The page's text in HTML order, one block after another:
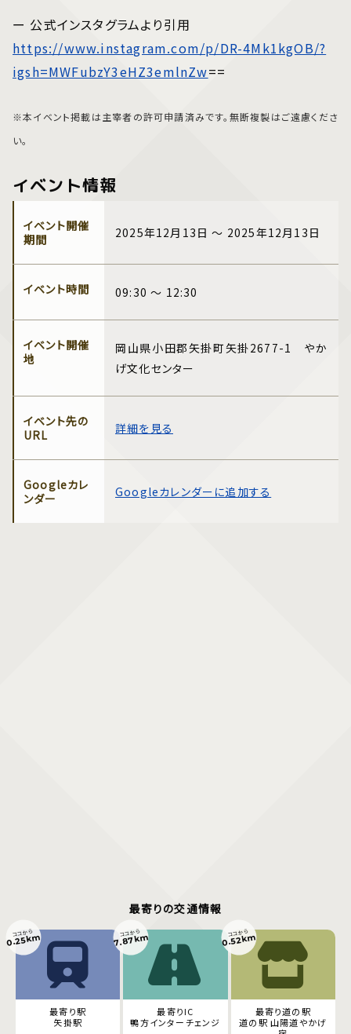
ー 公式インスタグラムより引用
https://www.instagram.com/p/DR-4Mk1kgOB/?
igsh=MWFubzY3eHZ3emlnZw==
※本イベント掲載は主宰者の許可申請済みです。無断複製はご遠慮くださ
い。
イベント情報
イベント開催
期間
2025年12月13日 ～ 2025年12月13日
イベント時間 09:30 ～ 12:30
イベント開催
地
岡山県小田郡矢掛町矢掛2677-1 やか
げ文化センター
イベント先の
URL
詳細を見る
Googleカレ
ンダー
Googleカレンダーに追加する
最寄りの交通情報
最寄り駅
矢掛駅
ココから
0.25km
最寄りIC
鴨方インターチェンジ
ココから
7.87km
最寄り道の駅
道の駅 山陽道やかげ
ココから
0.52km